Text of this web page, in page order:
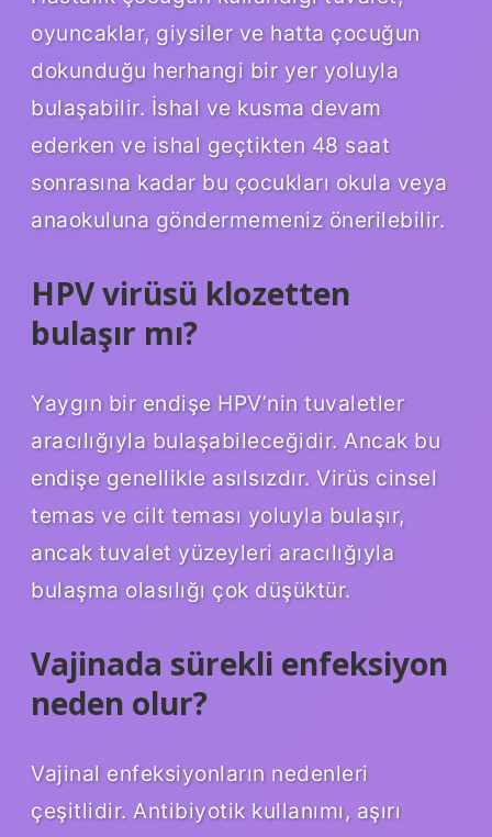
oyuncaklar, giysiler ve hatta çocuğun
dokunduğu herhangi bir yer yoluyla
bulaşabilir. İshal ve kusma devam
ederken ve ishal geçtikten 48 saat
sonrasına kadar bu çocukları okula veya
anaokuluna göndermemeniz önerilebilir.
HPV virüsü klozetten
bulaşır mı?
Yaygın bir endişe HPV’nin tuvaletler
aracılığıyla bulaşabileceğidir. Ancak bu
endişe genellikle asılsızdır. Virüs cinsel
temas ve cilt teması yoluyla bulaşır,
ancak tuvalet yüzeyleri aracılığıyla
bulaşma olasılığı çok düşüktür.
Vajinada sürekli enfeksiyon
neden olur?
Vajinal enfeksiyonların nedenleri
çeşitlidir. Antibiyotik kullanımı, aşırı